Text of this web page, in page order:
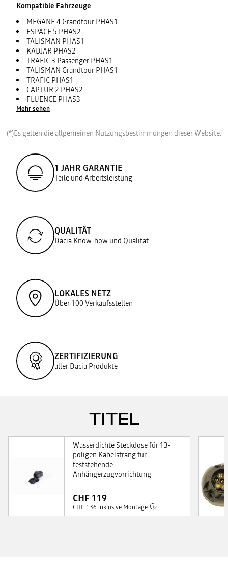
Kompatible Fahrzeuge
MEGANE 4 Grandtour PHAS1
ESPACE 5 PHAS2
TALISMAN PHAS1
KADJAR PHAS2
TRAFIC 3 Passenger PHAS1
TALISMAN Grandtour PHAS1
TRAFIC PHAS1
CAPTUR 2 PHAS2
FLUENCE PHAS3
Mehr sehen
(*)Es gelten die allgemeinen Nutzungsbestimmungen dieser Website.
1 JAHR GARANTIE
Teile und Arbeitsleistung
QUALITÄT
Dacia Know-how und Qualität
LOKALES NETZ
Über 100 Verkaufsstellen
ZERTIFIZIERUNG
aller Dacia Produkte
TITEL
Wasserdichte Steckdose für 13-
poligen Kabelstrang für
feststehende
Anhängerzugvorrichtung
CHF 119
CHF 136 inklusive Montage